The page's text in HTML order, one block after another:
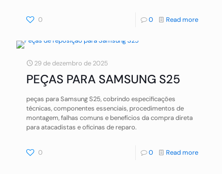
0 0 Read more
29 de dezembro de 2025
PEÇAS PARA SAMSUNG S25
peças para Samsung S25, cobrindo especificações
técnicas, componentes essenciais, procedimentos de
montagem, falhas comuns e benefícios da compra direta
para atacadistas e oficinas de reparo.
0 0 Read more